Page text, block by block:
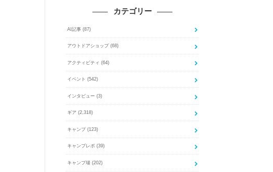
カテゴリー
AI記事 (87)
アウトドアショップ (68)
アクティビティ (64)
イベント (542)
インタビュー (3)
ギア (2,318)
キャンプ (123)
キャンプレポ (39)
キャンプ場 (202)